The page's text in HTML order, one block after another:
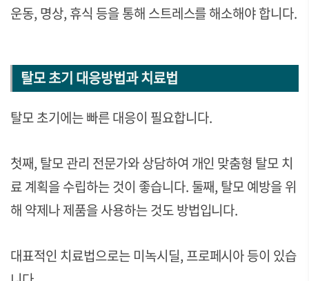
운동, 명상, 휴식 등을 통해 스트레스를 해소해야 합니다.
탈모 초기 대응방법과 치료법
탈모 초기에는 빠른 대응이 필요합니다.
첫째, 탈모 관리 전문가와 상담하여 개인 맞춤형 탈모 치
료 계획을 수립하는 것이 좋습니다. 둘째, 탈모 예방을 위
해 약제나 제품을 사용하는 것도 방법입니다.
대표적인 치료법으로는 미녹시딜, 프로페시아 등이 있습